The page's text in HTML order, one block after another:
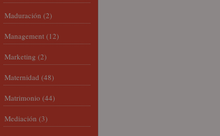
Maduración (2)
Management (12)
Marketing (2)
Maternidad (48)
Matrimonio (44)
Mediación (3)